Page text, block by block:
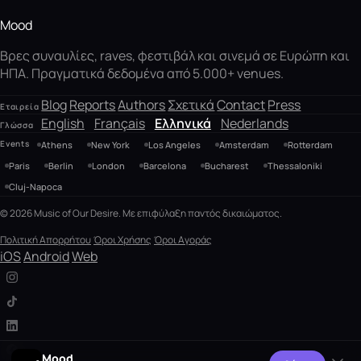
ταυτόχρονα το Κουκούλι, το Μεσοβούνι και το
Τσεπέλοβο, και κλείσιμο στο Βραδέτο στις 8
Σεπτεμβρίου.
Mood
Βρες συναυλίες, raves, φεστιβάλ και σινεμά σε Ευρώπη και
ΗΠΑ. Πραγματικά δεδομένα από 5.000+ venues.
Εταιρεία BlogReportsAuthorsΣχετικά ContactPress
Γλώσσα English Français Ελληνικά Nederlands
Events Athens New York Los Angeles Amsterdam
Rotterdam
Paris
Berlin London Barcelona Bucharest
Thessaloniki
Cluj-Napoca
© 2026 Music of Our Desire. Με επιφύλαξη παντός δικαιώματος.
Πολιτική ΑπορρήτουΌροι Χρήσης Όροι Αγοράς
iOSAndroidWeb